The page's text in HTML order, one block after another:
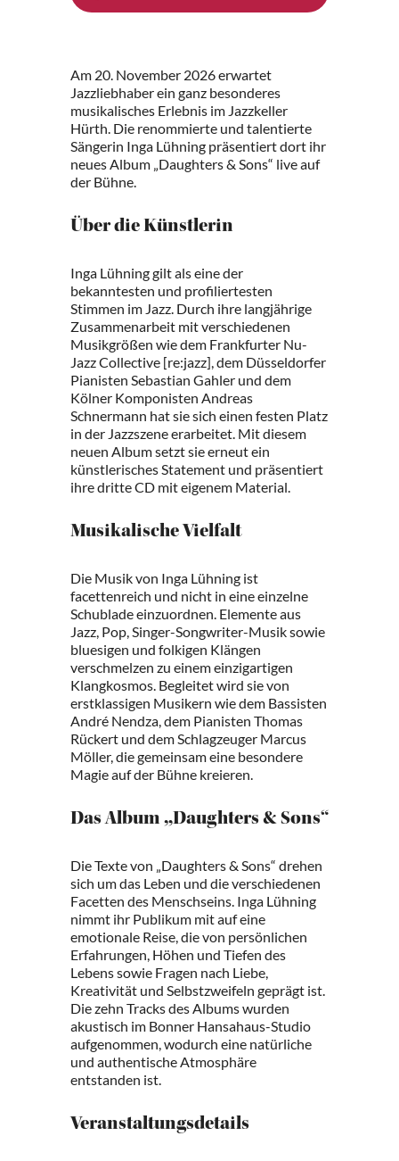
Am 20. November 2026 erwartet
Jazzliebhaber ein ganz besonderes
musikalisches Erlebnis im Jazzkeller
Hürth. Die renommierte und talentierte
Sängerin Inga Lühning präsentiert dort ihr
neues Album „Daughters & Sons“ live auf
der Bühne.
Über die Künstlerin
Inga Lühning gilt als eine der
bekanntesten und profiliertesten
Stimmen im Jazz. Durch ihre langjährige
Zusammenarbeit mit verschiedenen
Musikgrößen wie dem Frankfurter Nu-
Jazz Collective [re:jazz], dem Düsseldorfer
Pianisten Sebastian Gahler und dem
Kölner Komponisten Andreas
Schnermann hat sie sich einen festen Platz
in der Jazzszene erarbeitet. Mit diesem
neuen Album setzt sie erneut ein
künstlerisches Statement und präsentiert
ihre dritte CD mit eigenem Material.
Musikalische Vielfalt
Die Musik von Inga Lühning ist
facettenreich und nicht in eine einzelne
Schublade einzuordnen. Elemente aus
Jazz, Pop, Singer-Songwriter-Musik sowie
bluesigen und folkigen Klängen
verschmelzen zu einem einzigartigen
Klangkosmos. Begleitet wird sie von
erstklassigen Musikern wie dem Bassisten
André Nendza, dem Pianisten Thomas
Rückert und dem Schlagzeuger Marcus
Möller, die gemeinsam eine besondere
Magie auf der Bühne kreieren.
Das Album „Daughters & Sons“
Die Texte von „Daughters & Sons“ drehen
sich um das Leben und die verschiedenen
Facetten des Menschseins. Inga Lühning
nimmt ihr Publikum mit auf eine
emotionale Reise, die von persönlichen
Erfahrungen, Höhen und Tiefen des
Lebens sowie Fragen nach Liebe,
Kreativität und Selbstzweifeln geprägt ist.
Die zehn Tracks des Albums wurden
akustisch im Bonner Hansahaus-Studio
aufgenommen, wodurch eine natürliche
und authentische Atmosphäre
entstanden ist.
Veranstaltungsdetails